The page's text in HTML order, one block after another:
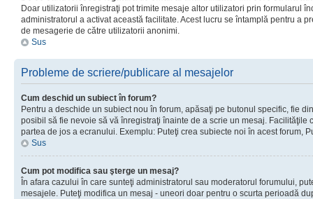
Doar utilizatorii înregistraţi pot trimite mesaje altor utilizatori prin formularul
administratorul a activat această facilitate. Acest lucru se întamplă pentru a
de mesagerie de către utilizatorii anonimi.
Sus
Probleme de scriere/publicare al mesajelor
Cum deschid un subiect în forum?
Pentru a deschide un subiect nou în forum, apăsaţi pe butonul specific, fie
posibil să fie nevoie să vă înregistraţi înainte de a scrie un mesaj. Facilităţile
partea de jos a ecranului. Exemplu: Puteţi crea subiecte noi în acest forum,
Sus
Cum pot modifica sau şterge un mesaj?
În afara cazului în care sunteţi administratorul sau moderatorul forumului,
mesajele. Puteţi modifica un mesaj - uneori doar pentru o scurta perioadă